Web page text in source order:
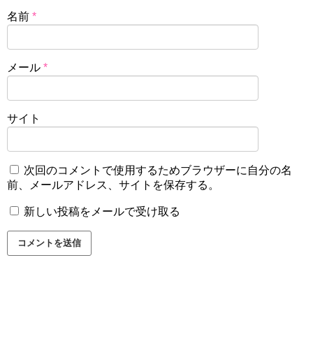
名前 *
メール *
サイト
次回のコメントで使用するためブラウザーに自分の名
前、メールアドレス、サイトを保存する。
新しい投稿をメールで受け取る